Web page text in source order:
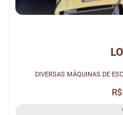
DIVERSAS MÁQUINAS DE